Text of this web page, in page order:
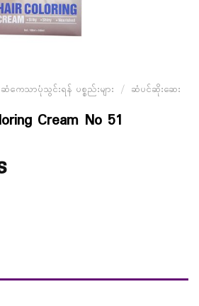
ဆံကေသာပုံသွင်းရန် ပစ္စည်းများ / ဆံပင်ဆိုးဆေး
Cream No 51